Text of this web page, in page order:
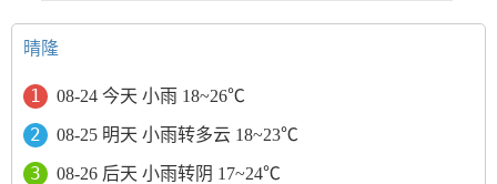
晴隆
08-24 今天 小雨 18~26℃
08-25 明天 小雨转多云 18~23℃
08-26 后天 小雨转阴 17~24℃